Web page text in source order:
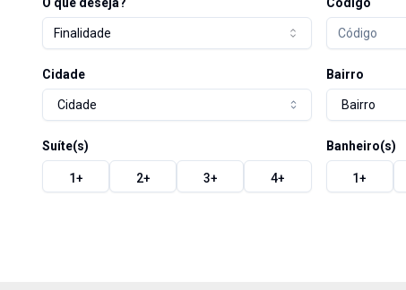
Finalidade
Cidade
Cidade
Bairro
Bairro
Suíte(s)
1+ 2+ 3+ 4+
Banheiro(s)
1+